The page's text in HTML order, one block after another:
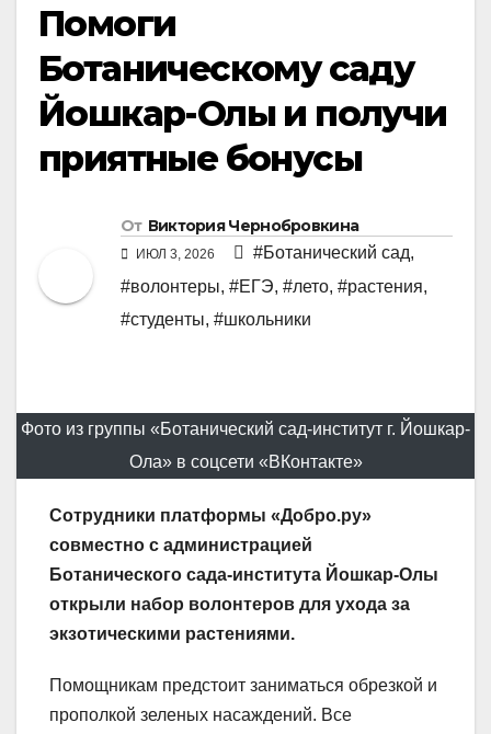
Помоги
Ботаническому саду
Йошкар-Олы и получи
приятные бонусы
От Виктория Чернобровкина
ИЮЛ 3, 2026 #Ботанический сад,
#волонтеры, #ЕГЭ, #лето, #растения,
#студенты, #школьники
Фото из группы «Ботанический сад-институт г. Йошкар-
Ола» в соцсети «ВКонтакте»
Сотрудники платформы «Добро.ру»
совместно с администрацией
Ботанического сада-института Йошкар-Олы
открыли набор волонтеров для ухода за
экзотическими растениями.
Помощникам предстоит заниматься обрезкой и
прополкой зеленых насаждений. Все